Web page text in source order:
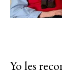
Yo les